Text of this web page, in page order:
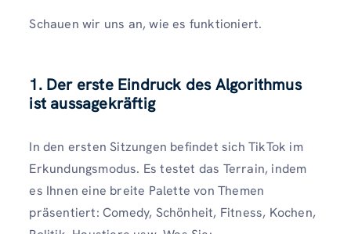
Schauen wir uns an, wie es funktioniert.
1. Der erste Eindruck des Algorithmus
ist aussagekräftig
In den ersten Sitzungen befindet sich TikTok im
Erkundungsmodus. Es testet das Terrain, indem
es Ihnen eine breite Palette von Themen
präsentiert: Comedy, Schönheit, Fitness, Kochen,